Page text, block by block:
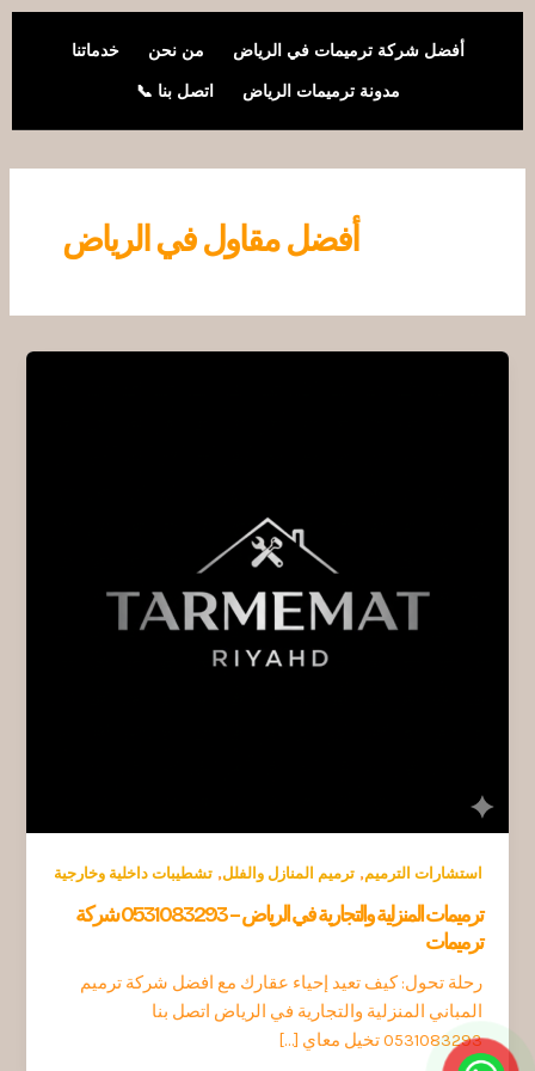
أفضل شركة ترميمات في الرياض من نحن خدماتنا
مدونة ترميمات الرياض اتصل بنا 📞
تخطي
أفضل مقاول في الرياض
استشارات الترميم,ترميم المنازل والفلل,تشطيبات داخلية وخارجية
ترميمات المنزلية والتجارية في الرياض – 0531083293 شركة
ترميمات
رحلة تحول: كيف تعيد إحياء عقارك مع افضل شركة ترميم
المباني المنزلية والتجارية في الرياض اتصل بنا
0531083293 تخيل معاي […]